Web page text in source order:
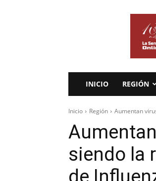
INICIO REGIÓN
Inicio Región Aumentan
siendo la
de